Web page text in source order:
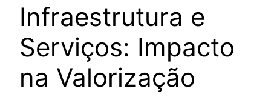
Infraestrutura e
Serviços: Impacto
na Valorização